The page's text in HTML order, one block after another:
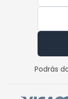
Podrás